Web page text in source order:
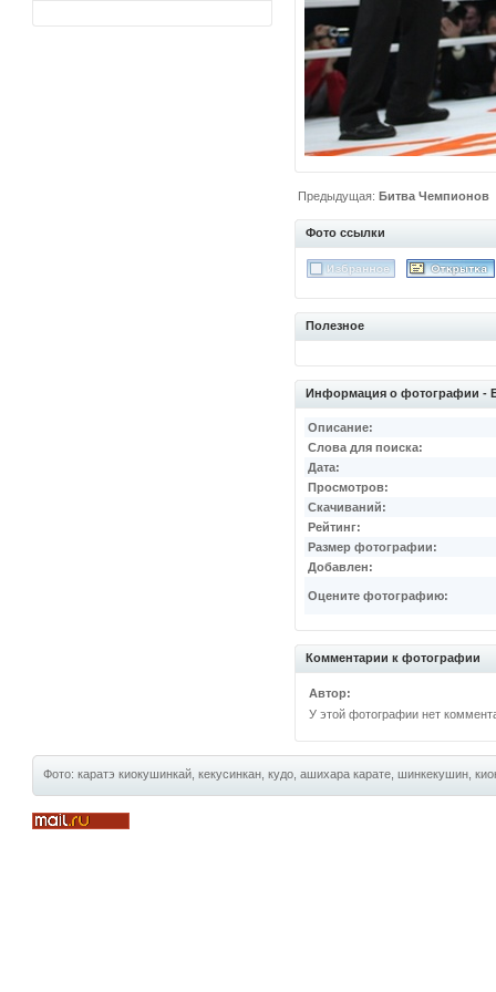
Предыдущая:Битва Чемпионов
Фото ссылки
Полезное
Информация о фотографии -
Описание:
Слова для поиска:
Дата:
Просмотров:
Скачиваний:
Рейтинг:
Размер фотографии:
Добавлен:
Оцените фотографию:
Комментарии к фотографии
Автор:
У этой фотографии нет
Фото: каратэ киокушинкай, кекусинкан, кудо, ашихара карате, шинкекушин,